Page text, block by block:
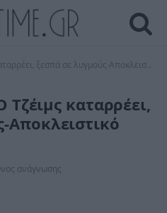
ξεσπά σε λυγμούς-Αποκλειστικό Βίντεο
καταρρέει,
Αποκλειστικό
ανάγνωσης